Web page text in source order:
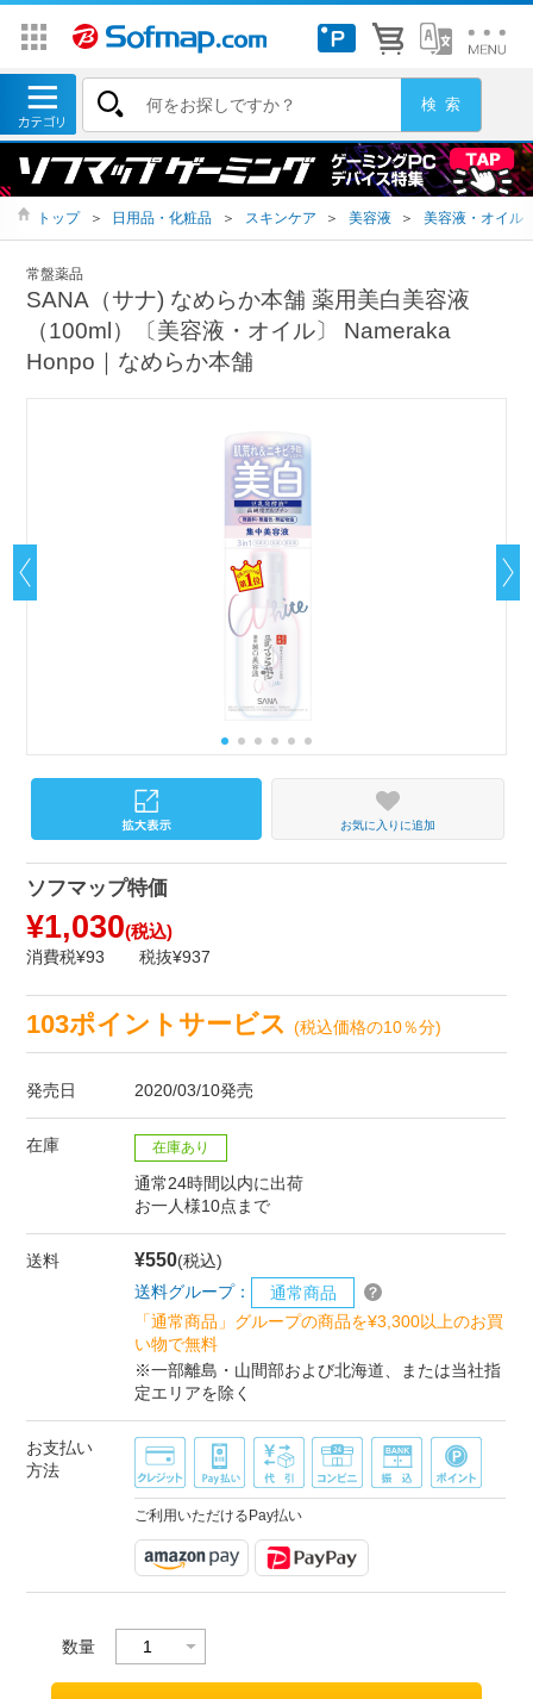
トップ ＞ 日用品・化粧品 ＞ スキンケア ＞ 美容液 ＞ 美容液・オイル
常盤薬品
SANA（サナ) なめらか本舗 薬用美白美容液
（100ml）〔美容液・オイル〕 Nameraka
Honpo｜なめらか本舗
お気に入りに追加
ソフマップ特価
¥1,030(税込)
消費税¥93 税抜¥937
103ポイントサービス(税込価格の10％分)
発売日 2020/03/10発売
在庫 在庫あり
通常24時間以内に出荷
お一人様10点まで
送料 ¥550(税込)
送料グループ：
通常商品
「通常商品」グループの商品を¥3,300以上のお買
い物で無料
※一部離島・山間部および北海道、または当社指
定エリアを除く
お支払い
方法
ご利用いただけるPay払い
数量